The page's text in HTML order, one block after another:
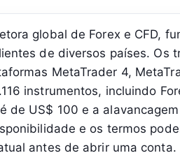
global de Forex e CFD,
de diversos países. Os
MetaTrader 4,
instrumentos, incluindo
de US$ 100 e a
e os termos
antes de abrir uma conta.